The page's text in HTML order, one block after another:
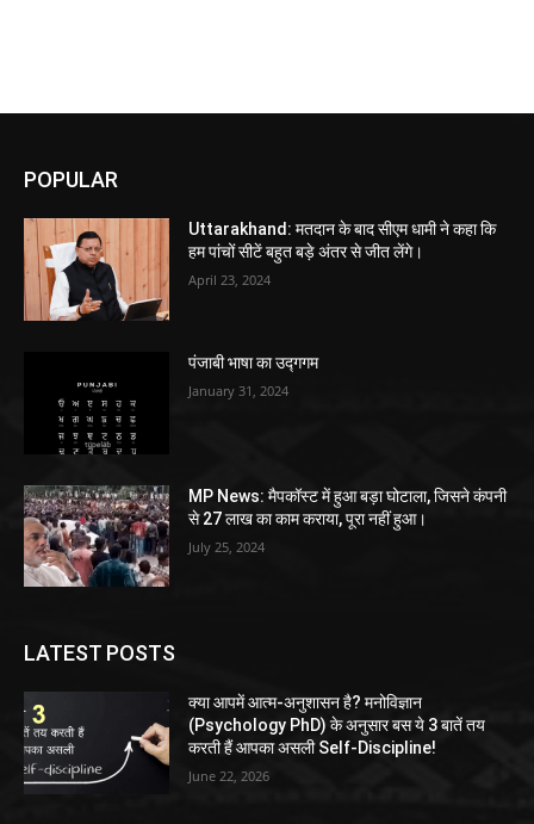
POPULAR
Uttarakhand: मतदान के बाद सीएम धामी ने कहा कि
हम पांचों सीटें बहुत बड़े अंतर से जीत लेंगे।
April 23, 2024
पंजाबी भाषा का उद्गगम
January 31, 2024
MP News: मैपकॉस्ट में हुआ बड़ा घोटाला, जिसने कंपनी
से 27 लाख का काम कराया, पूरा नहीं हुआ।
July 25, 2024
LATEST POSTS
क्या आपमें आत्म-अनुशासन है? मनोविज्ञान
(Psychology PhD) के अनुसार बस ये 3 बातें तय
करती हैं आपका असली Self-Discipline!
June 22, 2026